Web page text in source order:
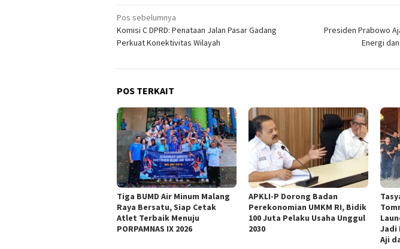
Navigasi
pos
Pos sebelumnya
Komisi C DPRD: Penataan Jalan Pasar Gadang
Perkuat Konektivitas Wilayah
Presiden Prabowo
Energi
POS TERKAIT
Tiga BUMD Air Minum Malang
Raya Bersatu, Siap Cetak
Atlet Terbaik Menuju
PORPAMNAS IX 2026
APKLI-P Dorong Badan
Perekonomian UMKM RI, Bidik
100 Juta Pelaku Usaha Unggul
2030
Jadi
Aji